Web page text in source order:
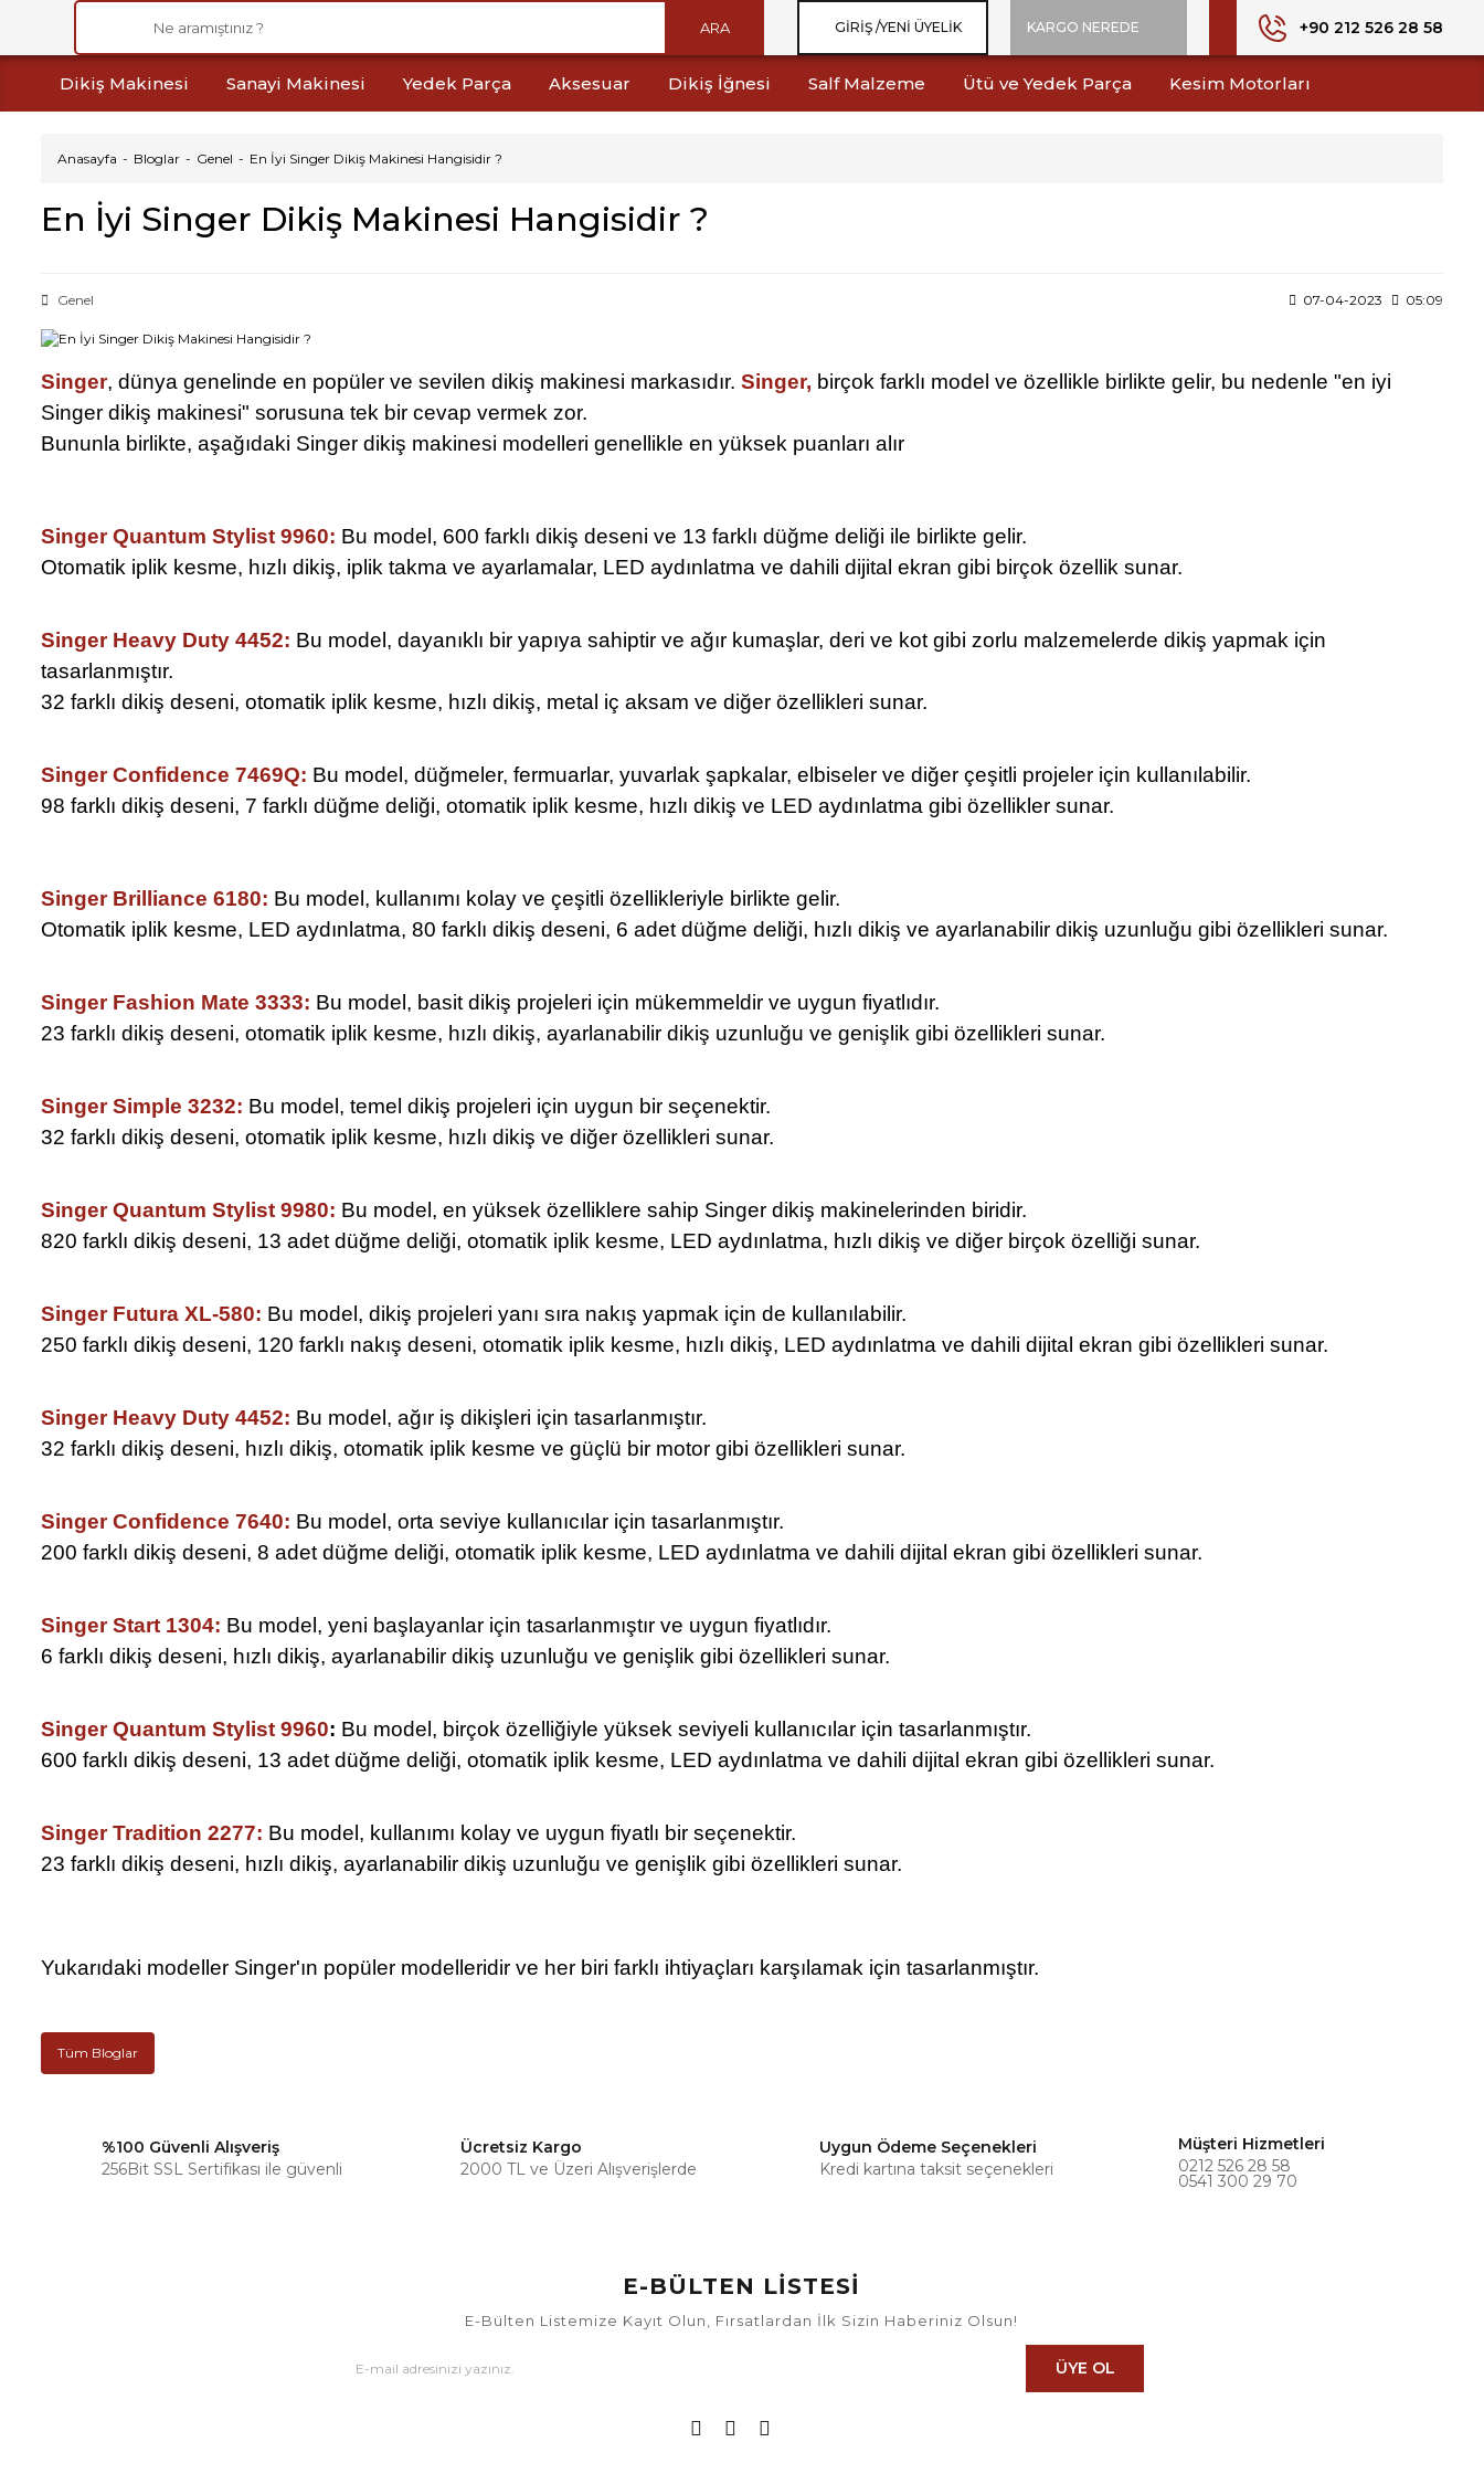
ARA GIRIŞ /YENI ÜYELIK KARGO NEREDE +90 212 526 28 58
Dikiş Makinesi Sanayi Makinesi Yedek Parça Aksesuar Dikiş İğnesi Salf Malzeme Ütü ve Yedek Parça Kesim Motorları
Anasayfa Bloglar Genel En İyi Singer Dikiş Makinesi Hangisidir ?
En İyi Singer Dikiş Makinesi Hangisidir ?
Genel 07-04-2023 05:09
Singer, dünya genelinde en popüler ve sevilen dikiş makinesi markasıdır. Singer, birçok farklı model ve özellikle birlikte gelir, bu nedenle "en iyi
Singer dikiş makinesi" sorusuna tek bir cevap vermek zor.
Bununla birlikte, aşağıdaki Singer dikiş makinesi modelleri genellikle en yüksek puanları alır
Singer Quantum Stylist 9960: Bu model, 600 farklı dikiş deseni ve 13 farklı düğme deliği ile birlikte gelir.
Otomatik iplik kesme, hızlı dikiş, iplik takma ve ayarlamalar, LED aydınlatma ve dahili dijital ekran gibi birçok özellik sunar.
Singer Heavy Duty 4452: Bu model, dayanıklı bir yapıya sahiptir ve ağır kumaşlar, deri ve kot gibi zorlu malzemelerde dikiş yapmak için
tasarlanmıştır.
32 farklı dikiş deseni, otomatik iplik kesme, hızlı dikiş, metal iç aksam ve diğer özellikleri sunar.
Singer Confidence 7469Q: Bu model, düğmeler, fermuarlar, yuvarlak şapkalar, elbiseler ve diğer çeşitli projeler için kullanılabilir.
98 farklı dikiş deseni, 7 farklı düğme deliği, otomatik iplik kesme, hızlı dikiş ve LED aydınlatma gibi özellikler sunar.
Singer Brilliance 6180: Bu model, kullanımı kolay ve çeşitli özellikleriyle birlikte gelir.
Otomatik iplik kesme, LED aydınlatma, 80 farklı dikiş deseni, 6 adet düğme deliği, hızlı dikiş ve ayarlanabilir dikiş uzunluğu gibi özellikleri sunar.
Singer Fashion Mate 3333: Bu model, basit dikiş projeleri için mükemmeldir ve uygun fiyatlıdır.
23 farklı dikiş deseni, otomatik iplik kesme, hızlı dikiş, ayarlanabilir dikiş uzunluğu ve genişlik gibi özellikleri sunar.
Singer Simple 3232: Bu model, temel dikiş projeleri için uygun bir seçenektir.
32 farklı dikiş deseni, otomatik iplik kesme, hızlı dikiş ve diğer özellikleri sunar.
Singer Quantum Stylist 9980: Bu model, en yüksek özelliklere sahip Singer dikiş makinelerinden biridir.
820 farklı dikiş deseni, 13 adet düğme deliği, otomatik iplik kesme, LED aydınlatma, hızlı dikiş ve diğer birçok özelliği sunar.
Singer Futura XL-580: Bu model, dikiş projeleri yanı sıra nakış yapmak için de kullanılabilir.
250 farklı dikiş deseni, 120 farklı nakış deseni, otomatik iplik kesme, hızlı dikiş, LED aydınlatma ve dahili dijital ekran gibi özellikleri sunar.
Singer Heavy Duty 4452: Bu model, ağır iş dikişleri için tasarlanmıştır.
32 farklı dikiş deseni, hızlı dikiş, otomatik iplik kesme ve güçlü bir motor gibi özellikleri sunar.
Singer Confidence 7640: Bu model, orta seviye kullanıcılar için tasarlanmıştır.
200 farklı dikiş deseni, 8 adet düğme deliği, otomatik iplik kesme, LED aydınlatma ve dahili dijital ekran gibi özellikleri sunar.
Singer Start 1304: Bu model, yeni başlayanlar için tasarlanmıştır ve uygun fiyatlıdır.
6 farklı dikiş deseni, hızlı dikiş, ayarlanabilir dikiş uzunluğu ve genişlik gibi özellikleri sunar.
Singer Quantum Stylist 9960: Bu model, birçok özelliğiyle yüksek seviyeli kullanıcılar için tasarlanmıştır.
600 farklı dikiş deseni, 13 adet düğme deliği, otomatik iplik kesme, LED aydınlatma ve dahili dijital ekran gibi özellikleri sunar.
Singer Tradition 2277: Bu model, kullanımı kolay ve uygun fiyatlı bir seçenektir.
23 farklı dikiş deseni, hızlı dikiş, ayarlanabilir dikiş uzunluğu ve genişlik gibi özellikleri sunar.
Yukarıdaki modeller Singer'ın popüler modelleridir ve her biri farklı ihtiyaçları karşılamak için tasarlanmıştır.
Tüm Bloglar
%100 Güvenli Alışveriş
256Bit SSL Sertifikası ile güvenli
Ücretsiz Kargo
2000 TL ve Üzeri Alışverişlerde
Uygun Ödeme Seçenekleri
Kredi kartına taksit seçenekleri
Müşteri Hizmetleri
0212 526 28 58
0541 300 29 70
E-BÜLTEN LİSTESİ
E-Bülten Listemize Kayıt Olun, Fırsatlardan İlk Sizin Haberiniz Olsun!
ÜYE OL